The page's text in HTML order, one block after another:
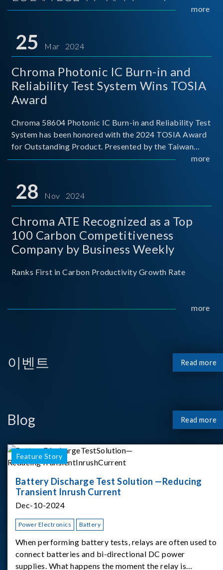
Implementers Forum)는 USB Power Delivery(PD) 전력
서는 USB PD를 지원하는 다양한 제품들이 출시되고 있
습니다. 스마트폰, 디지털 카메라, 모바일 기기, 외장 스토
리지, 노트북, 디스플레이 등에서 하나의
more
25 Mar 2024
Chroma Photonic IC Burn-in and
Reliability Test System Wins TOSIA
Award
Chroma 58604 Photonic IC Burn-in and Reliability Test
System has been honored with the 2024 TOSIA Award
for Outstanding Product. Presented by the Taiwan
Optoelectronic and Semiconductor Industry
for thei
more
28 Nov 2024
Chroma ATE Recognized as a Top
100 Carbon Competitiveness
Company by Business Weekly
Ranks First in Carbon Productivity Growth Rate
more
이벤트 Read more
Blog Read more
Feature Story
Battery Discharge Test Solution —Reducing
Transient Inrush Current
Dec-10-2024
Power Electronics Battery
When performing battery tests, relays are often used to
connect batteries and bi-directional DC power
supplies. What happens the moment the relay is